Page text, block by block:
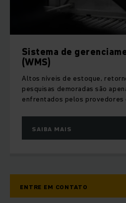
Sistema de
(WMS)
Altos níveis de estoque,
pesquisas demoradas são
enfrentados pelos
SAIBA MAIS
ENTRE EM CONTATO